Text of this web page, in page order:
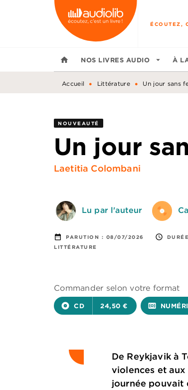
MENU RECHERCHE
ÉCOUTEZ,
home NOS LIVRES AUDIO arrow_drop_down À
Accueil • Littérature • Un jour sans
NOUVEAUTÉ
Un jour
Laetitia Colombani
Lu par l'auteur
date_range PARUTION : 08/07/2026 access_time
LITTÉRATURE
Commander selon votre format
album CD 24,50 € surround_sound
De Reykjavik à
violences et
journée pouvait